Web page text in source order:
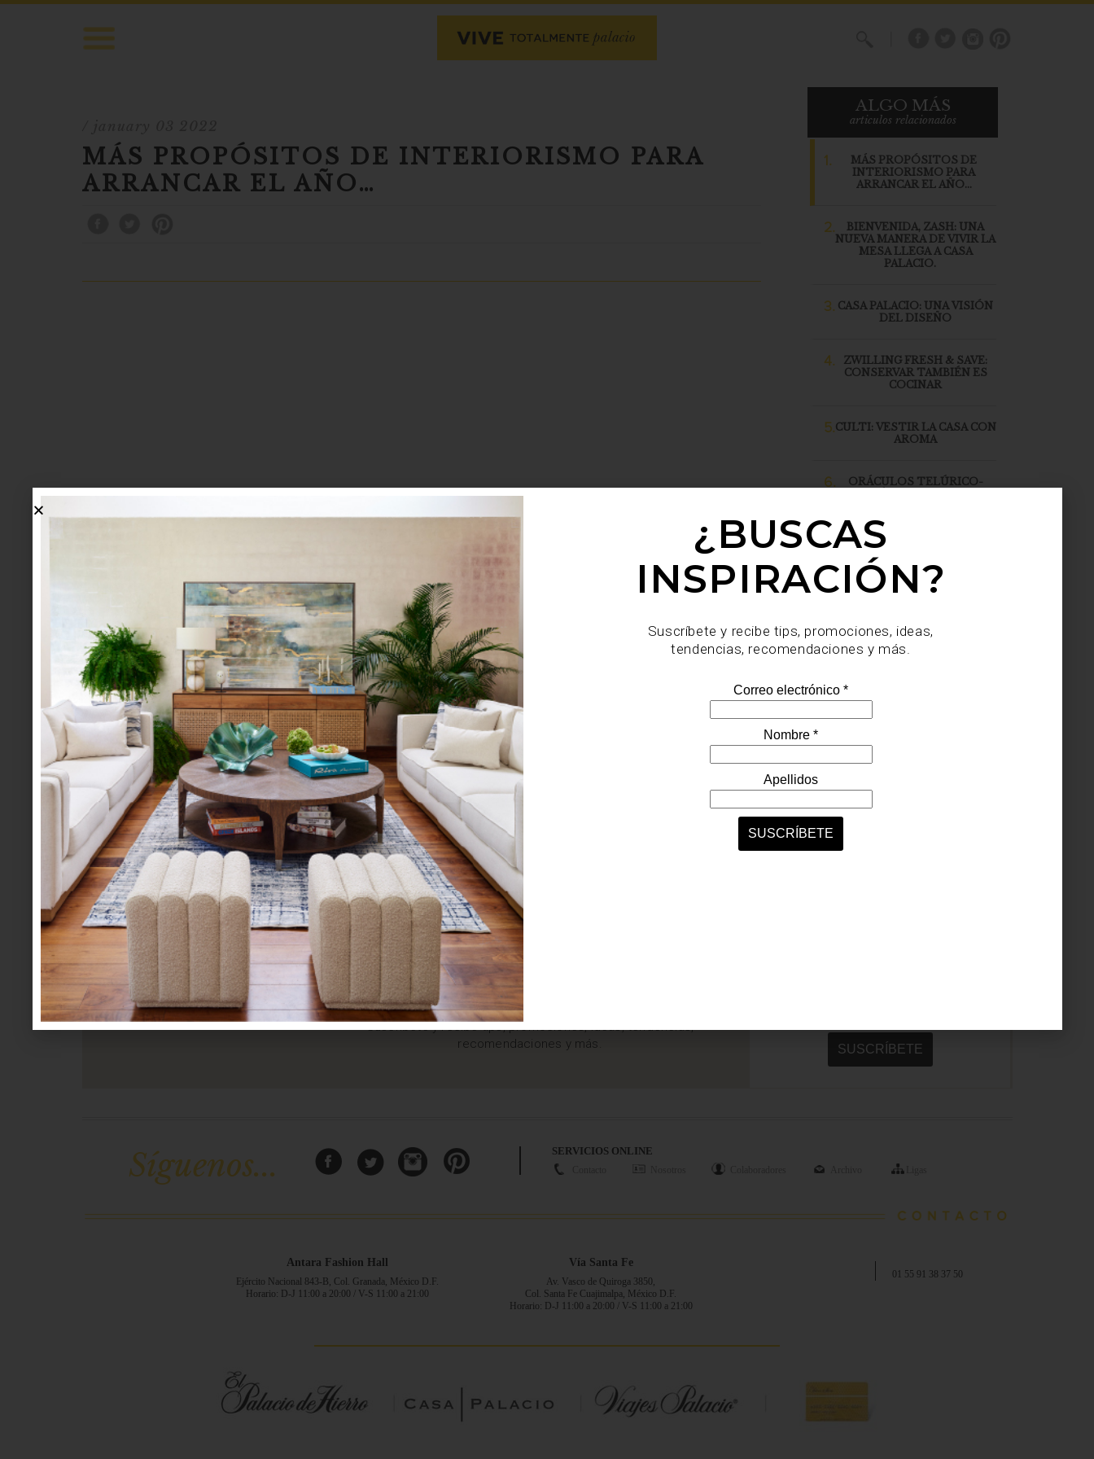
MÁS PROPÓSITOS DE INTERIORISMO PARA
ARRANCAR EL AÑO…
ALGO MÁS
articulos relacionados
1.
MÁS PROPÓSITOS DE
INTERIORISMO PARA
ARRANCAR EL AÑO…
2.
BIENVENIDA, ZASH: UNA
NUEVA MANERA DE VIVIR LA
MESA LLEGA A CASA
PALACIO.
3. CASA PALACIO: UNA VISIÓN
DEL DISEÑO
4.
ZWILLING FRESH & SAVE:
CONSERVAR TAMBIÉN ES
COCINAR
5.CULTI: VESTIR LA CASA CON
AROMA
6.
ORÁCULOS TELÚRICO-
A CASA PALACIO SANTA FE
lo más nuevo
1. BIENVENIDA, ZASH: UNA
NUEVA MANERA DE VIVIR
LA MESA LLEGA A CASA
PALACIO.
mesa y cocina
august 05 2026
¿BUSCAS MÁS
INSPIRACIÓN?
Suscríbete y recibe tips, promociones, ideas, tendencias,
recomendaciones y más.
Síguenos... SERVICIOS ONLINE
Antara Fashion Hall
Ejército Nacional 843-B, Col. Granada, México D.F.
Horario: D-J 11:00 a 20:00 / V-S 11:00 a 21:00
Vía Santa Fe
Av. Vasco de Quiroga 3850,
Col. Santa Fe Cuajimalpa, México D.F.
Horario: D-J 11:00 a 20:00 / V-S 11:00 a 21:00
01 55 91 38 37 50
¿BUSCAS
INSPIRACIÓN?
Suscríbete y recibe tips, promociones, ideas,
tendencias, recomendaciones y más.